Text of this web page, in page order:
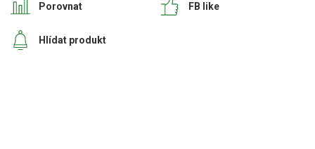
Kultivátory
Nůžky na živý plot
Porovnat
Hlídat produkt
FB like